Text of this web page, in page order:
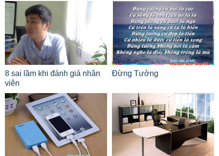
8 sai lầm khi đánh giá nhân
viên
Đừng Tưởng